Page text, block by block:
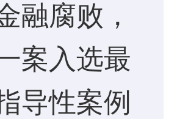
融腐败，
案入选最
导性案例